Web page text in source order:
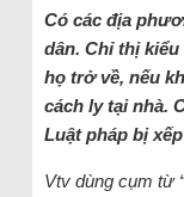
Có các địa
dân. Chỉ thị
họ trở về, nếu
cách ly tại nhà.
Luật pháp bị
Vtv dùng cụm từ